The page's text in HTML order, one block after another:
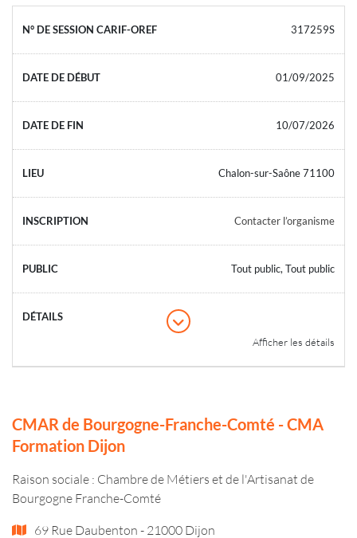
317259S
01/09/2025
10/07/2026
Chalon-sur-Saône 71100
Contacter l’organisme
Tout public, Tout public
Afficher les détails
CMAR de Bourgogne-Franche-Comté - CMA
Formation Dijon
Raison sociale : Chambre de Métiers et de l'Artisanat de
Bourgogne Franche-Comté
69 Rue Daubenton - 21000 Dijon